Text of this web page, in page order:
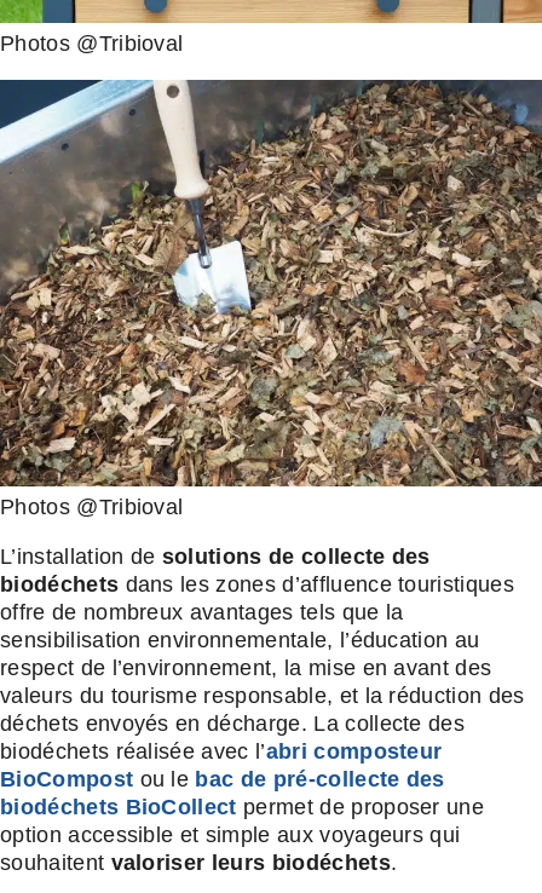
Photos @Tribioval
Photos @Tribioval
L’installation de solutions de collecte des
biodéchets dans les zones d’affluence touristiques
offre de nombreux avantages tels que la
sensibilisation environnementale, l’éducation au
respect de l’environnement, la mise en avant des
valeurs du tourisme responsable, et la réduction des
déchets envoyés en décharge. La collecte des
biodéchets réalisée avec l’abri composteur
BioCompost ou le bac de pré-collecte des
biodéchets BioCollect permet de proposer une
option accessible et simple aux voyageurs qui
souhaitent valoriser leurs biodéchets.